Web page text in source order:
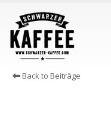
Back to Beiträge